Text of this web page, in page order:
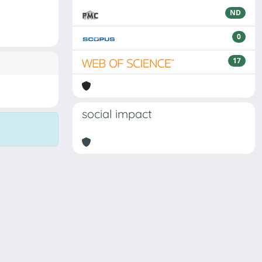
ND
0
17
social impact